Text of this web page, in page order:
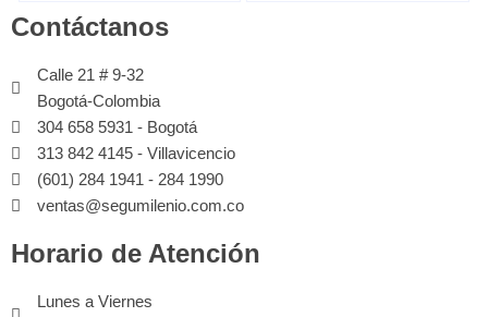
Contáctanos
Calle 21 # 9-32
Bogotá-Colombia
304 658 5931 - Bogotá
313 842 4145 - Villavicencio
(601) 284 1941 - 284 1990
ventas@segumilenio.com.co
Horario de Atención
Lunes a Viernes